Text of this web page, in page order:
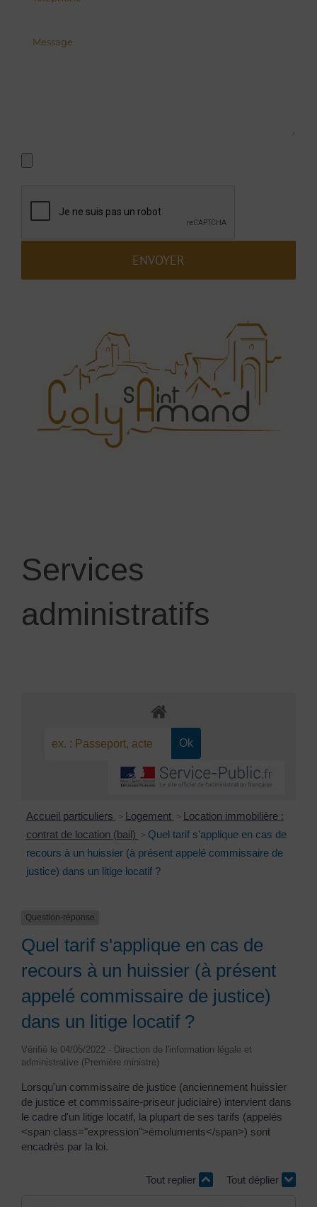
Services
administratifs
Accueil particuliers > Logement > Location immobilière :
contrat de location (bail) > Quel tarif s'applique en cas de
recours à un huissier (à présent appelé commissaire de
justice) dans un litige locatif ?
Question-réponse
Quel tarif s'applique en cas de
recours à un huissier (à présent
appelé commissaire de justice)
dans un litige locatif ?
Vérifié le 04/05/2022 - Direction de l'information légale et
administrative (Première ministre)
Lorsqu'un commissaire de justice (anciennement huissier
de justice et commissaire-priseur judiciaire) intervient dans
le cadre d'un litige locatif, la plupart de ses tarifs (appelés
<span class="expression">émoluments</span>) sont
encadrés par la loi.
Tout replier Tout déplier